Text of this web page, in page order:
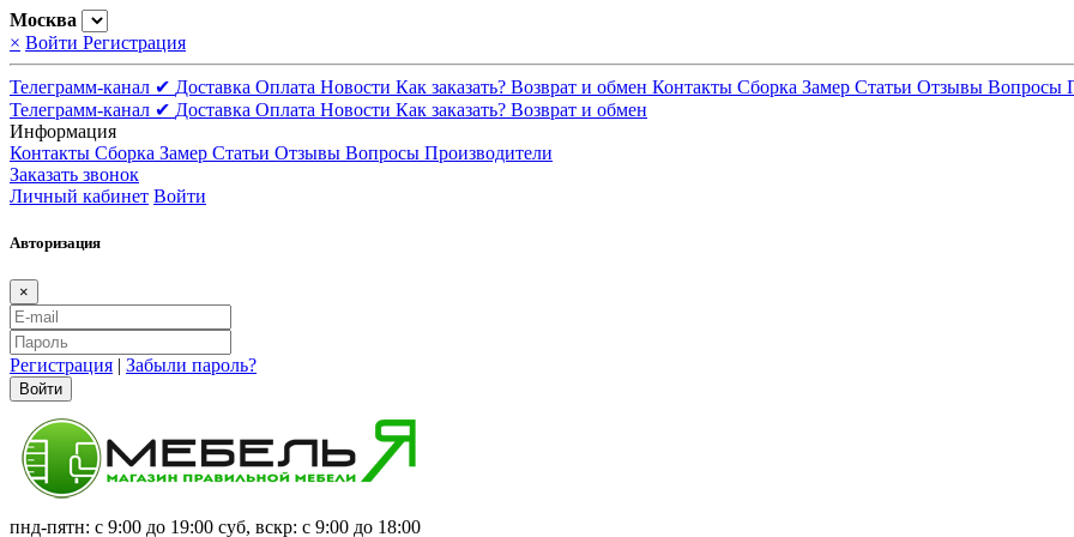
Москва
× Войти Регистрация
Телеграмм-канал ✔ Доставка Оплата Новости Как заказать? Возврат и обмен Контакты Сборка Замер Статьи Отзывы Вопросы
Телеграмм-канал ✔ Доставка Оплата Новости Как заказать? Возврат и обмен
Информация
Контакты Сборка Замер Статьи Отзывы Вопросы Производители
Заказать звонок
Личный кабинет Войти
Авторизация
×
Регистрация | Забыли пароль?
Войти
пнд-пятн: с 9:00 до 19:00 суб, вскр: с 9:00 до 18:00